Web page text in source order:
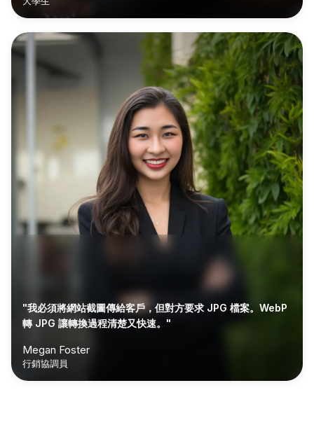
"我必須將網站截圖傳給客戶，但對方要求 JPG 檔案。WebP
轉 JPG 讓轉換過程清楚又快速。"
Megan Foster
行銷協調員